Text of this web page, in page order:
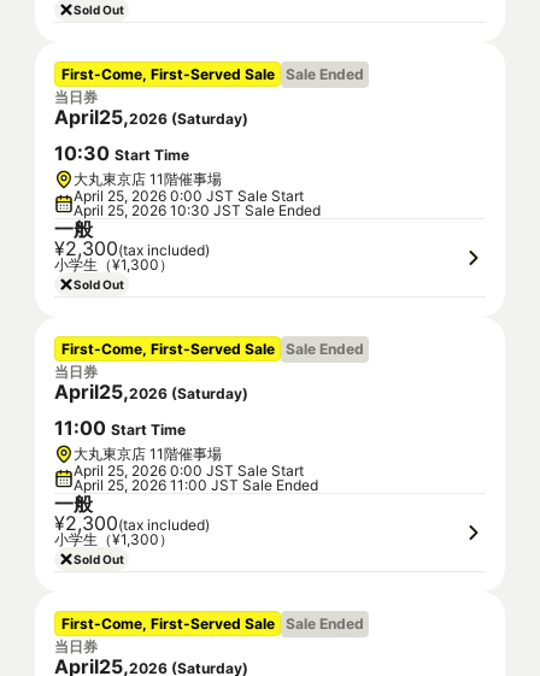
Sold Out
First-Come, First-Served Sale Sale Ended
当日券
April25,2026 (Saturday)
10:30 Start Time
大丸東京店 11階催事場
April 25, 2026 0:00 JST Sale Start
April 25, 2026 10:30 JST Sale Ended
一般
¥2,300(tax included)
小学生（¥1,300）
Sold Out
First-Come, First-Served Sale Sale Ended
当日券
April25,2026 (Saturday)
11:00 Start Time
大丸東京店 11階催事場
April 25, 2026 0:00 JST Sale Start
April 25, 2026 11:00 JST Sale Ended
一般
¥2,300(tax included)
小学生（¥1,300）
Sold Out
First-Come, First-Served Sale Sale Ended
当日券
April25,2026 (Saturday)